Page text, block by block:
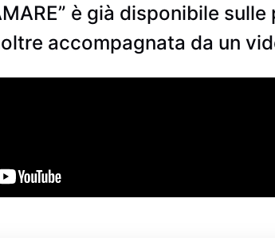
è già disponibile
accompagnata da un